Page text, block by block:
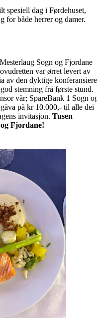
spesiell dag i Førdehuset,
både herrer og damer.
Sogn og Fjordane
var ørret levert av
av den dyktige
stemning frå første stund.
vår; SpareBank 1 Sogn
på kr 10.000,- til alle dei
invitasjon. Tusen
Fjordane!